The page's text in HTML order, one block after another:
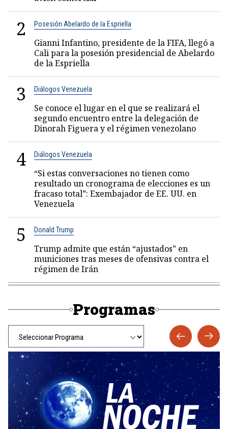
2 Posesión Abelardo de la Espriella
Gianni Infantino, presidente de la FIFA, llegó a
Cali para la posesión presidencial de Abelardo
de la Espriella
3 Diálogos Venezuela
Se conoce el lugar en el que se realizará el
segundo encuentro entre la delegación de
Dinorah Figuera y el régimen venezolano
4 Diálogos Venezuela
“Si estas conversaciones no tienen como
resultado un cronograma de elecciones es un
fracaso total”: Exembajador de EE. UU. en
Venezuela
5 Donald Trump
Trump admite que están “ajustados” en
municiones tras meses de ofensivas contra el
régimen de Irán
Programas